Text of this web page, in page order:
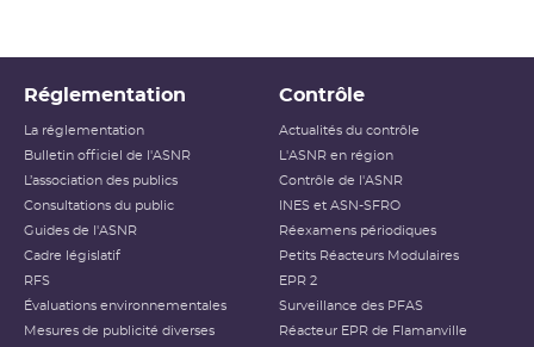
Réglementation
La réglementation
Bulletin officiel de l'ASNR
L’association des publics
Consultations du public
Guides de l'ASNR
Cadre législatif
RFS
Évaluations environnementales
Mesures de publicité diverses
Contrôle
Actualités du contrôle
L'ASNR en région
Contrôle de l'ASNR
INES et ASN-SFRO
Réexamens périodiques
Petits Réacteurs Modulaires
EPR 2
Surveillance des PFAS
Réacteur EPR de Flamanville